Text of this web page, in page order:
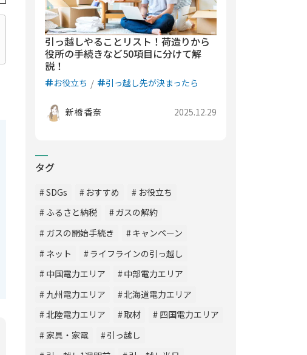
引っ越しやることリスト！荷造りから
役所の手続きなど50項目に分けて解
説！
お役立ち 引っ越し先が決まったら
新橋 香奈 2025.12.29
タグ
SDGs おすすめ
お役立ち
ふるさと納税
ガスの解約
ガスの開始手続き
キャンペーン
ネット
ライフラインの引っ越し
中国電力エリア
中部電力エリア
九州電力エリア
北海道電力エリア
北陸電力エリア
取材
四国電力エリア
家具・家電
引っ越し